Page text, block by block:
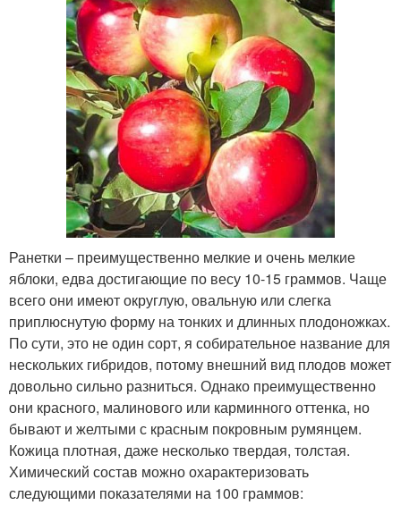
Ранетки – преимущественно мелкие и очень мелкие
яблоки, едва достигающие по весу 10-15 граммов. Чаще
всего они имеют округлую, овальную или слегка
приплюснутую форму на тонких и длинных плодоножках.
По сути, это не один сорт, я собирательное название для
нескольких гибридов, потому внешний вид плодов может
довольно сильно разниться. Однако преимущественно
они красного, малинового или карминного оттенка, но
бывают и желтыми с красным покровным румянцем.
Кожица плотная, даже несколько твердая, толстая.
Химический состав можно охарактеризовать
следующими показателями на 100 граммов: